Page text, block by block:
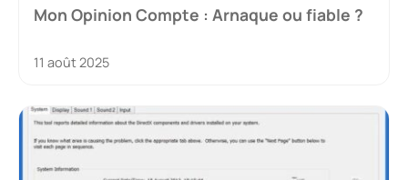
Mon Opinion Compte : Arnaque ou fiable ?
11 août 2025